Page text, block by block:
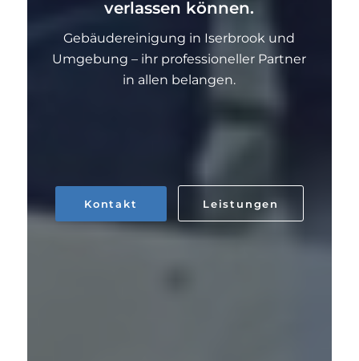
verlassen können.
Gebäudereinigung in Iserbrook und
Umgebung – ihr professioneller Partner
in allen belangen.
Kontakt Leistungen